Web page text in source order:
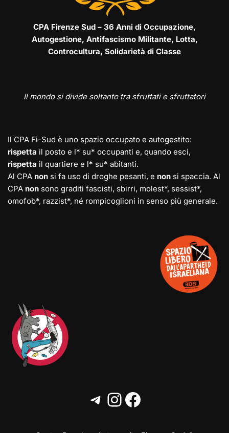
CPA Firenze Sud – 36 Anni di Occupazione,
Autogestione, Antifascismo Militante, Lotta,
Controcultura, Solidarietà di Classe
Il mondo si divide soltanto tra sfruttati e sfruttatori
Il CPA Fi-Sud è uno spazio occupato e autogestito:
rispetta il posto e l* su* occupanti e, quando esci,
rispetta il quartiere e l* su* abitanti.
Al CPA non si fa uso di droghe pesanti, e non si spaccia. Al
CPA non sono graditi fascisti, sbirri, molest*, sessist*,
omofob*, razzist*, né rompicoglioni in senso più generale.